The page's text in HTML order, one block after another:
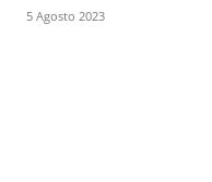
5 Agosto 2023